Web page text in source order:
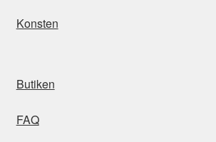
Konsten
Butiken
FAQ